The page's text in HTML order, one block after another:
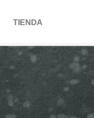
TIENDA